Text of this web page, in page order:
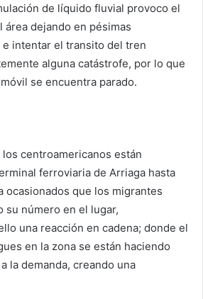
de líquido fluvial provoco el
dejando en pésimas
intentar el transito del tren
alguna catástrofe, por lo que
se encuentra parado.
centroamericanos están
ferroviaria de Arriaga hasta
ocasionados que los migrantes
su número en el lugar,
una reacción en cadena; donde el
en la zona se están haciendo
la demanda, creando una